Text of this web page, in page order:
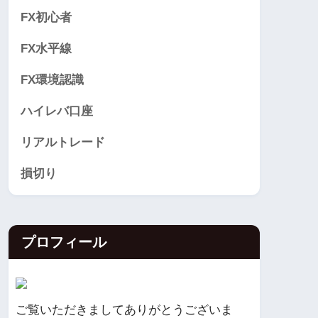
FX初心者
FX水平線
FX環境認識
ハイレバ口座
リアルトレード
損切り
プロフィール
ご覧いただきましてありがとうございま